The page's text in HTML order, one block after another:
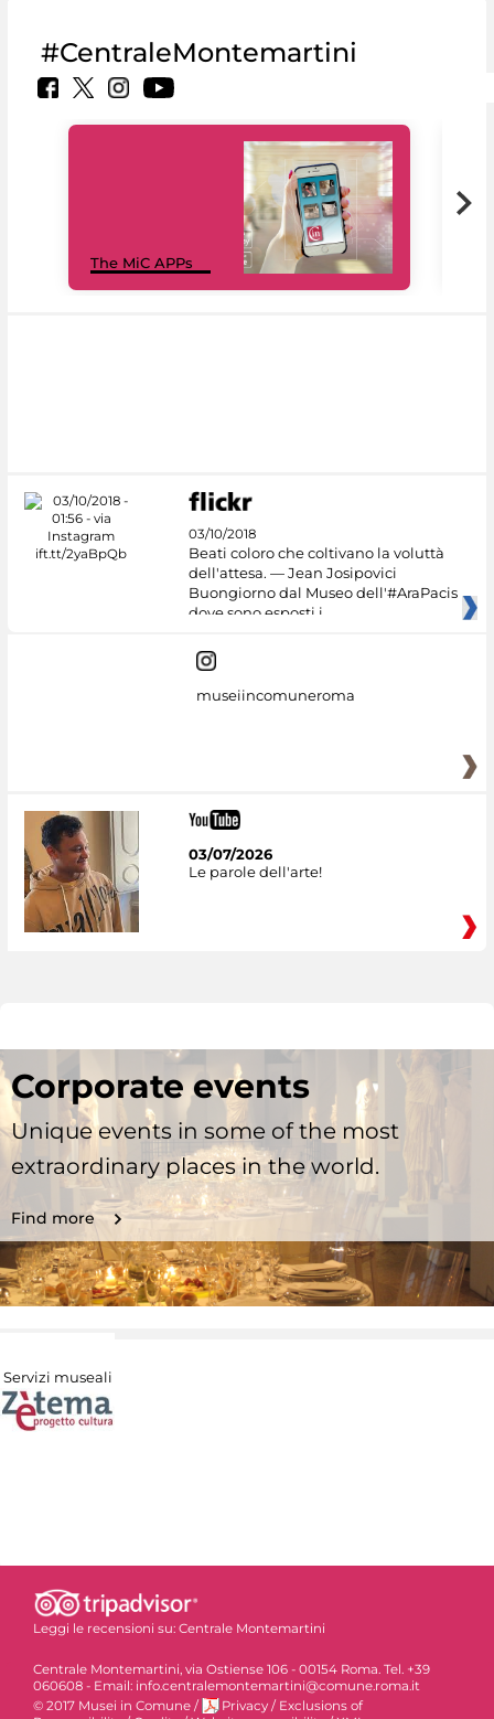
#CentraleMontemartini
The MiC APPs
03/10/2018
Beati coloro che coltivano la voluttà
dell'attesa. — Jean Josipovici
Buongiorno dal Museo dell'#AraPacis
dove sono esposti i
museiincomuneroma
03/07/2026
Le parole dell'arte!
Corporate events
Unique events in some of the most
extraordinary places in the world.
Find more
Servizi museali
Leggi le recensioni su: Centrale Montemartini
Centrale Montemartini, via Ostiense 106 - 00154 Roma. Tel. +39
060608 - Email: info.centralemontemartini@comune.roma.it
© 2017 Musei in Comune / Privacy / Exclusions of